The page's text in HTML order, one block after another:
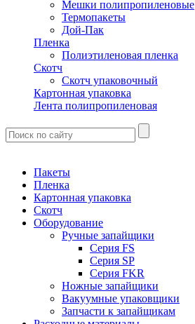
Мешки полипропиленовые
Термопакеты
Дой-Пак
Пленка
Полиэтиленовая пленка
Скотч
Скотч упаковочный
Картонная упаковка
Лента полипропиленовая
Пакеты
Пленка
Картонная упаковка
Скотч
Оборудование
Ручные запайщики
Серия FS
Серия SP
Серия FKR
Ножные запайщики
Вакуумные упаковщики
Запчасти к запайщикам